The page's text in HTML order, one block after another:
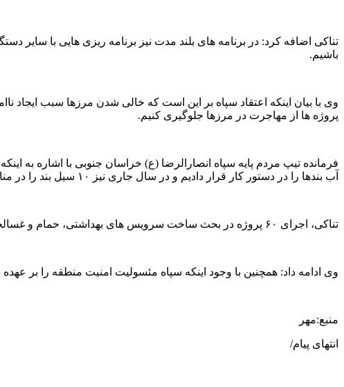
تناکی اضافه کرد: در برنامه های بلند مدت نیز برنامه ریزی هایی با سایر
باشیم.
وی با بیان اینکه اعتقاد سپاه بر این است که خالی شدن مرزها سبب ایجاد
پروژه ها از مهاجرت در مرزها جلوگیری کنیم.
فرمانده تیپ مردم پایه سپاه انصارالرضا (ع) خراسان جنوبی با اشاره به
آب بندها را در دستور کار قرار دادیم و در سال جاری نیز ۱۰ سیل بند را در مناطق مرزی اجرا کردیم.
تناکی، اجرای ۶۰ پروژه در بحث ساخت سرویس های بهداشتی، حمام و غسالخانه و ۱۲ مورد پروژه تحت عنوان خانه عالم، خانه محرومین و مسجد را از دیگر اقدامات انجام شده در مناطق مرزی عنوان کرد.
وی ادامه داد: همچنین با وجود اینکه سپاه مئسولیت امنیت منطقه را بر
منبع:مهر
انتهای پیام/